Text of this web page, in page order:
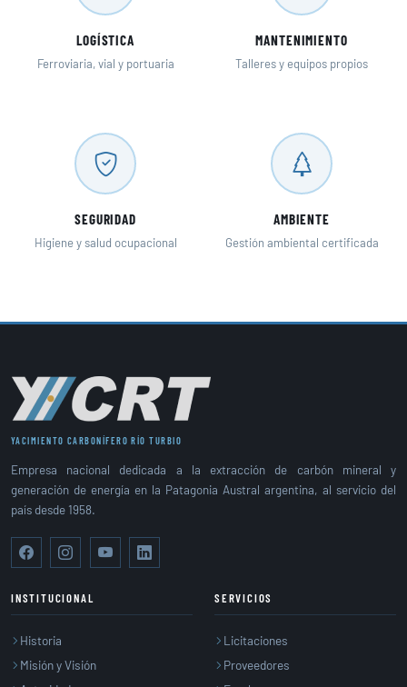
LOGÍSTICA
Ferroviaria, vial y portuaria
MANTENIMIENTO
Talleres y equipos propios
SEGURIDAD
Higiene y salud ocupacional
AMBIENTE
Gestión ambiental certificada
YACIMIENTO CARBONÍFERO RÍO TURBIO
Empresa nacional dedicada a la extracción de carbón mineral y
generación de energía en la Patagonia Austral argentina, al servicio del
país desde 1958.
INSTITUCIONAL
Historia
Misión y Visión
SERVICIOS
Licitaciones
Proveedores